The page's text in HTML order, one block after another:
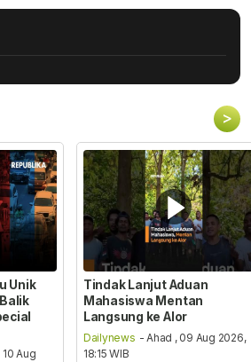
>
Unik
Aug
Tindak Lanjut Aduan
Mahasiswa Mentan
Langsung ke Alor
Dailynews - Ahad , 09 Aug 2026,
18:15 WIB